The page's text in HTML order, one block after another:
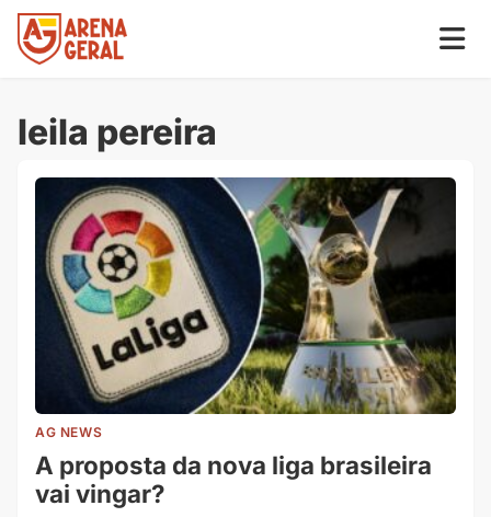
leila pereira
AG NEWS
A proposta da nova liga brasileira
vai vingar?